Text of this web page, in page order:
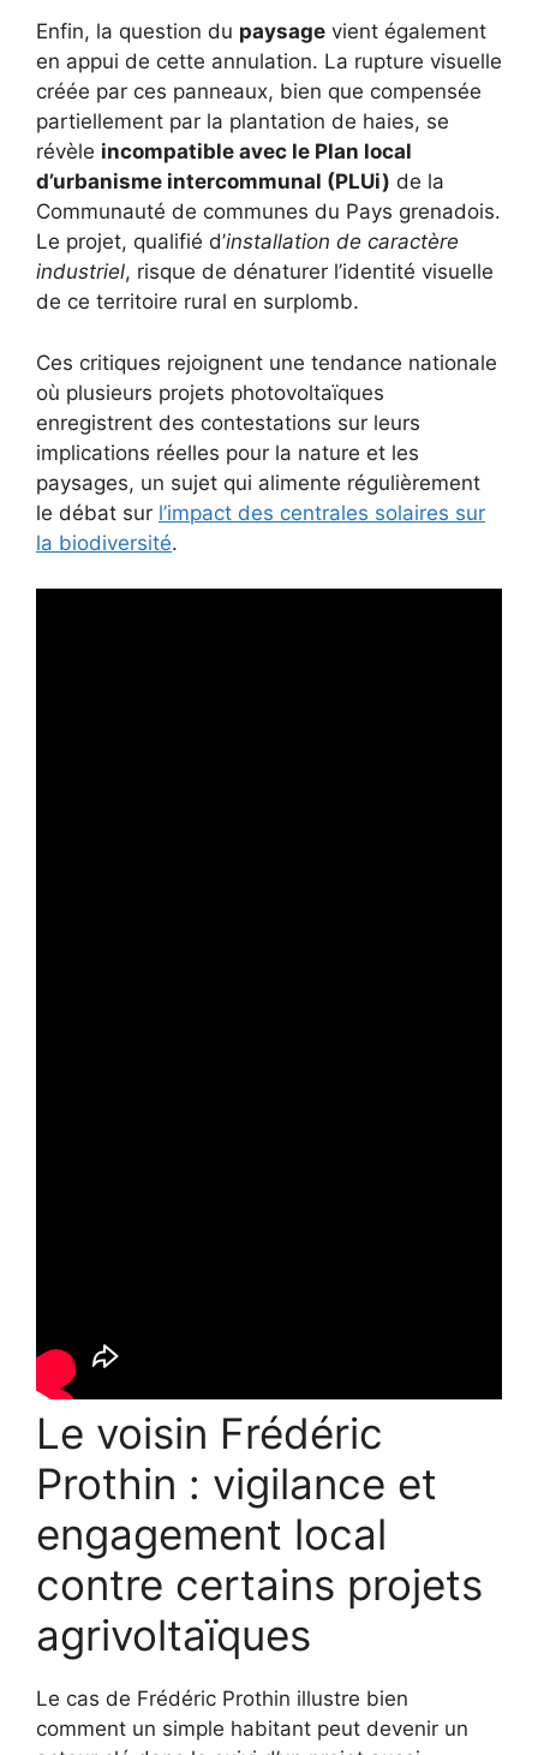
Enfin, la question du paysage vient également
en appui de cette annulation. La rupture visuelle
créée par ces panneaux, bien que compensée
partiellement par la plantation de haies, se
révèle incompatible avec le Plan local
d’urbanisme intercommunal (PLUi) de la
Communauté de communes du Pays grenadois.
Le projet, qualifié d’installation de caractère
industriel, risque de dénaturer l’identité visuelle
de ce territoire rural en surplomb.
Ces critiques rejoignent une tendance nationale
où plusieurs projets photovoltaïques
enregistrent des contestations sur leurs
implications réelles pour la nature et les
paysages, un sujet qui alimente régulièrement
le débat sur l’impact des centrales solaires sur
la biodiversité.
Le voisin Frédéric
Prothin : vigilance et
engagement local
contre certains projets
agrivoltaïques
Le cas de Frédéric Prothin illustre bien
comment un simple habitant peut devenir un